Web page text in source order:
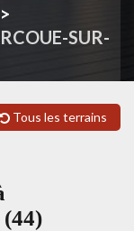
>
SUR-
Tous les terrains